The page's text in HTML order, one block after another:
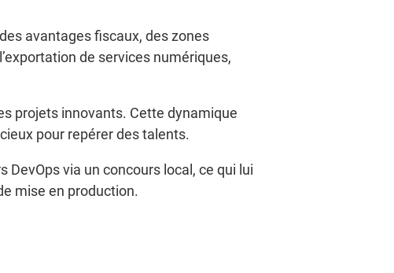
avantages fiscaux, des zones
de services numériques,
projets innovants. Cette dynamique
pour repérer des talents.
via un concours local, ce qui lui
mise en production.